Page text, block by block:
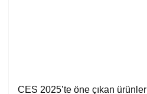
CES 2025’te öne çıkan ürünler